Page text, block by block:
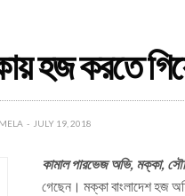
হজ করতে
JULY 19, 2018
কামাল পারভেজ অভি, মক্কা,
গেছেন। মক্কা বাংলাদেশ হজ